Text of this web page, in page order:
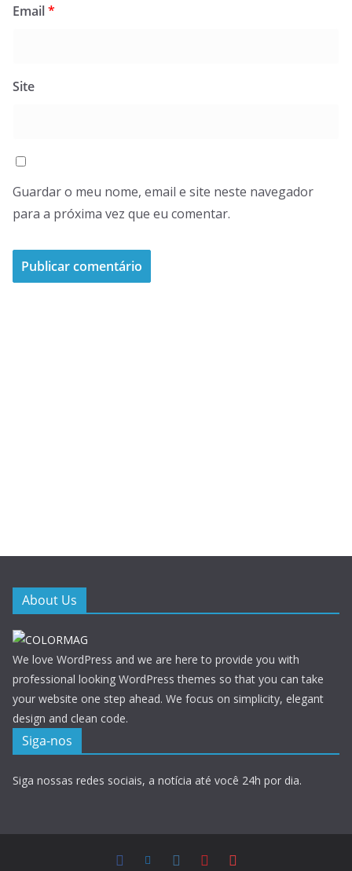
Email*
Site
Guardar o meu nome, email e site neste navegador
para a próxima vez que eu comentar.
About Us
We love WordPress and we are here to provide you with
professional looking WordPress themes so that you can take
your website one step ahead. We focus on simplicity, elegant
design and clean code.
Siga-nos
Siga nossas redes sociais, a notícia até você 24h por dia.